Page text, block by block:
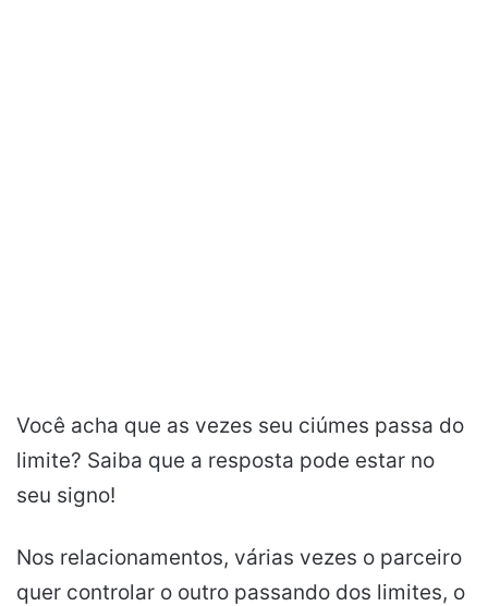
Você acha que as vezes seu ciúmes passa do
limite? Saiba que a resposta pode estar no
seu signo!
Nos relacionamentos, várias vezes o parceiro
quer controlar o outro passando dos limites, o